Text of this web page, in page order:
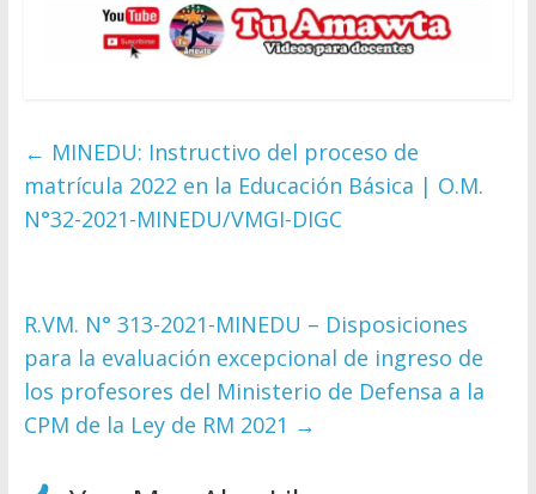
← MINEDU: Instructivo del proceso de
matrícula 2022 en la Educación Básica | O.M.
N°32-2021-MINEDU/VMGI-DIGC
R.VM. N° 313-2021-MINEDU – Disposiciones
para la evaluación excepcional de ingreso de
los profesores del Ministerio de Defensa a la
CPM de la Ley de RM 2021 →